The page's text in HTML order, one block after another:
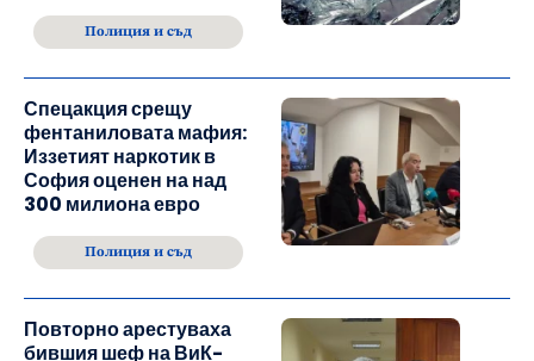
Полиция и съд
Спецакция срещу
фентаниловата мафия:
Иззетият наркотик в
София оценен на над
300 милиона евро
Полиция и съд
Повторно арестуваха
бившия шеф на ВиК-